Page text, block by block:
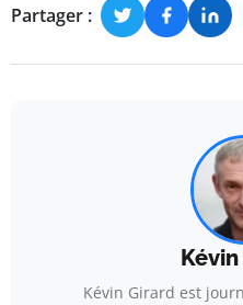
Partager :
Kévin Girard est